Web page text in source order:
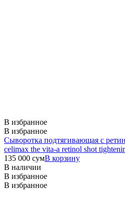
В избранное
В избранное
Сыворотка подтягивающая с
celimax the vita-a retinol shot
135 000 сумВ корзину
В наличии
В избранное
В избранное